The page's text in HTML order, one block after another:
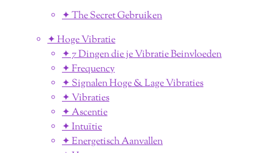
✦ The Secret Gebruiken
✦ Hoge Vibratie
✦ 7 Dingen die je Vibratie Beinvloeden
✦ Frequency
✦ Signalen Hoge & Lage Vibraties
✦ Vibraties
✦ Ascentie
✦ Intuïtie
✦ Energetisch Aanvallen